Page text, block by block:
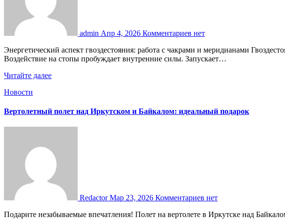
admin Апр 4, 2026 Комментариев нет
Энергетический аспект гвоздестояния: работа с чакрами и меридианами Гвоздестояние — это не просто физическая практика. Многие считают, что она влияет на энергетику человека.
Воздействие на стопы пробуждает внутренние силы. Запускает…
Читайте далее
Новости
Вертолетный полет над Иркутском и Байкалом: идеальный подарок
RedactorМар 23, 2026 Комментариев нет
Подарите незабываемые впечатления! Полет на вертолете в Иркутске над Байкалом – это идеальный сюрприз с потрясающими видами. Узнайте, кому он подойдет и как оформить сертификат.